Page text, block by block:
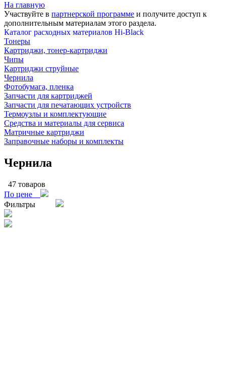
На главную
Участвуйте в партнерской программе и получите доступ к
дополнительным материалам этого раздела.
Каталог расходных материалов Hi-Black
Тонеры
Картриджи, тонер-картриджи
Чипы
Картриджи струйные
Чернила
Фотобумага, пленка
Запчасти для картриджей
Запчасти для печатающих устройств
Термоузлы и комплектующие
Средства и материалы для сервиса
Матричные картриджи
Заправочные наборы и комплекты
Чернила
47 товаров
По цене
Фильтры